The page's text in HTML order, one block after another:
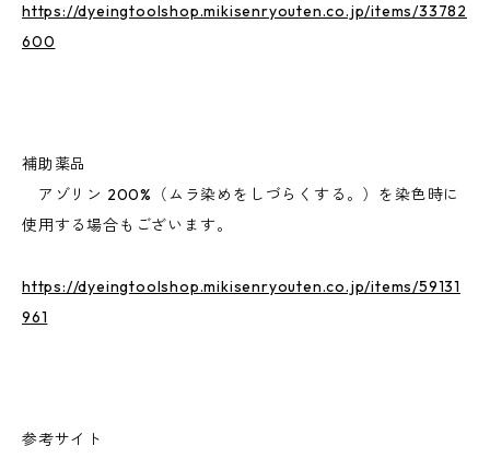
https://dyeingtoolshop.mikisenryouten.co.jp/items/33782
600
補助薬品
アゾリン 200%（ムラ染めをしづらくする。）を染色時に
使用する場合もございます。
https://dyeingtoolshop.mikisenryouten.co.jp/items/59131
961
参考サイト